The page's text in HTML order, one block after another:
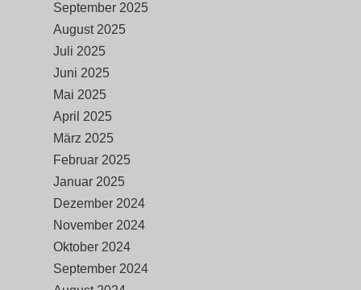
September 2025
August 2025
Juli 2025
Juni 2025
Mai 2025
April 2025
März 2025
Februar 2025
Januar 2025
Dezember 2024
November 2024
Oktober 2024
September 2024